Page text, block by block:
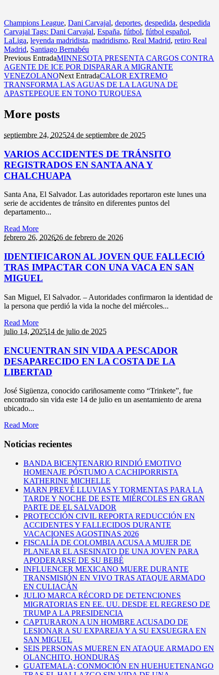
Champions League, Dani Carvajal, deportes, despedida, despedida
Carvajal Tags: Dani Carvajal, España, fútbol, fútbol español,
LaLiga, leyenda madridista, madridismo, Real Madrid, retiro Real
Madrid, Santiago Bernabéu
Previous EntradaMINNESOTA PRESENTA CARGOS CONTRA
AGENTE DE ICE POR DISPARAR A MIGRANTE
VENEZOLANONext EntradaCALOR EXTREMO
TRANSFORMA LAS AGUAS DE LA LAGUNA DE
APASTEPEQUE EN TONO TURQUESA
More posts
septiembre 24, 202524 de septiembre de 2025
VARIOS ACCIDENTES DE TRÁNSITO
REGISTRADOS EN SANTA ANA Y
CHALCHUAPA
Santa Ana, El Salvador. Las autoridades reportaron este lunes una
serie de accidentes de tránsito en diferentes puntos del
departamento...
Read More
febrero 26, 202626 de febrero de 2026
IDENTIFICARON AL JOVEN QUE FALLECIÓ
TRAS IMPACTAR CON UNA VACA EN SAN
MIGUEL
San Miguel, El Salvador. – Autoridades confirmaron la identidad de
la persona que perdió la vida la noche del miércoles...
Read More
julio 14, 202514 de julio de 2025
ENCUENTRAN SIN VIDA A PESCADOR
DESAPARECIDO EN LA COSTA DE LA
LIBERTAD
José Sigüenza, conocido cariñosamente como “Trinkete”, fue
encontrado sin vida este 14 de julio en un asentamiento de arena
ubicado...
Read More
Noticias recientes
BANDA BICENTENARIO RINDIÓ EMOTIVO
HOMENAJE PÓSTUMO A CACHIPORRISTA
KATHERINE MICHELLE
MARN PREVÉ LLUVIAS Y TORMENTAS PARA LA
TARDE Y NOCHE DE ESTE MIÉRCOLES EN GRAN
PARTE DE EL SALVADOR
PROTECCIÓN CIVIL REPORTA REDUCCIÓN EN
ACCIDENTES Y FALLECIDOS DURANTE
VACACIONES AGOSTINAS 2026
FISCALÍA DE COLOMBIA ACUSA A MUJER DE
PLANEAR EL ASESINATO DE UNA JOVEN PARA
APODERARSE DE SU BEBÉ
INFLUENCER MEXICANO MUERE DURANTE
TRANSMISIÓN EN VIVO TRAS ATAQUE ARMADO
EN CULIACÁN
JULIO MARCA RÉCORD DE DETENCIONES
MIGRATORIAS EN EE. UU. DESDE EL REGRESO DE
TRUMP A LA PRESIDENCIA
CAPTURARON A UN HOMBRE ACUSADO DE
LESIONAR A SU EXPAREJA Y A SU EXSUEGRA EN
SAN MIGUEL
SEIS PERSONAS MUEREN EN ATAQUE ARMADO EN
OLANCHITO, HONDURAS
GUATEMALA; CONMOCIÓN EN HUEHUETENANGO